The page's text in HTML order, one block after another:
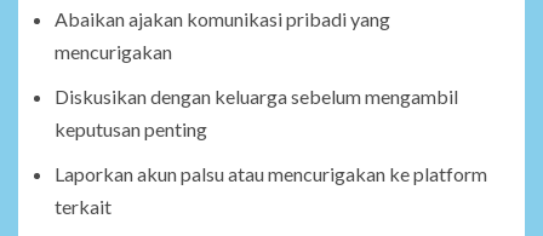
Abaikan ajakan komunikasi pribadi yang
mencurigakan
Diskusikan dengan keluarga sebelum mengambil
keputusan penting
Laporkan akun palsu atau mencurigakan ke platform
terkait